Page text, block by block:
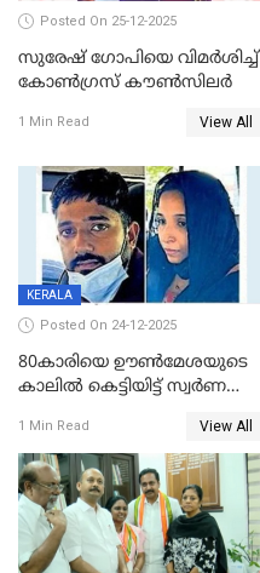
Posted On 25-12-2025
സുരേഷ് ഗോപിയെ വിമര്‍ശിച്ച്
കോണ്‍ഗ്രസ് കൗണ്‍സിലര്‍
1 Min Read View All
KERALA
Posted On 24-12-2025
80കാരിയെ ഊൺമേശയുടെ
കാലിൽ കെട്ടിയിട്ട് സ്വർണവും
കൊച്ചുമകനും സുഹൃത്തും
അറസ്റ്റിൽ
1 Min Read View All